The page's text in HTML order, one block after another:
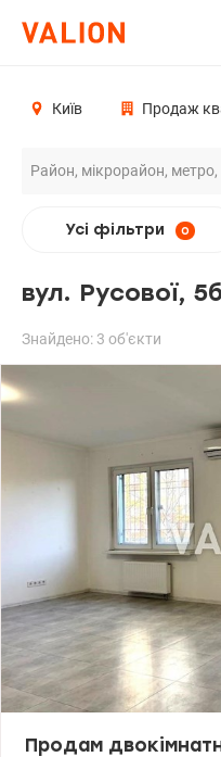
Київ Продаж
Усі фільтри 0
вул. Русової,
Знайдено: 3 об'єкти
Продам